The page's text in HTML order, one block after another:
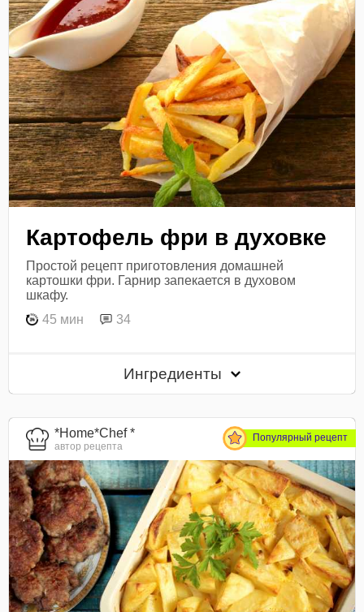
Картофель фри в духовке
Простой рецепт приготовления домашней
картошки фри. Гарнир запекается в духовом
шкафу.
45 мин
34
Ингредиенты
*Home*Chef *
автор рецепта
Популярный рецепт